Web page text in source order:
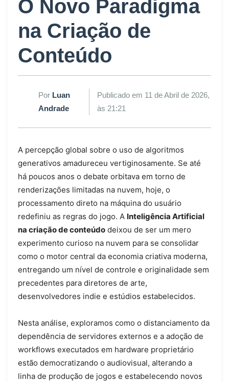
O Novo Paradigma
na Criação de
Conteúdo
Por Luan
Andrade
Publicado em 11 de Abril de 2026,
às 21:21
A percepção global sobre o uso de algoritmos
generativos amadureceu vertiginosamente. Se até
há poucos anos o debate orbitava em torno de
renderizações limitadas na nuvem, hoje, o
processamento direto na máquina do usuário
redefiniu as regras do jogo. A Inteligência Artificial
na criação de conteúdo deixou de ser um mero
experimento curioso na nuvem para se consolidar
como o motor central da economia criativa moderna,
entregando um nível de controle e originalidade sem
precedentes para diretores de arte,
desenvolvedores indie e estúdios estabelecidos.
Nesta análise, exploramos como o distanciamento da
dependência de servidores externos e a adoção de
workflows executados em hardware proprietário
estão democratizando o audiovisual, alterando a
linha de produção de jogos e estabelecendo novos